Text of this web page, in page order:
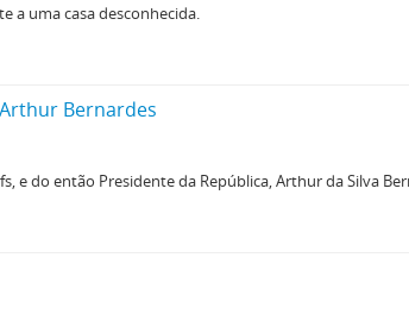
a uma casa desconhecida.
Bernardes
e do então Presidente da República, Arthur da Silva